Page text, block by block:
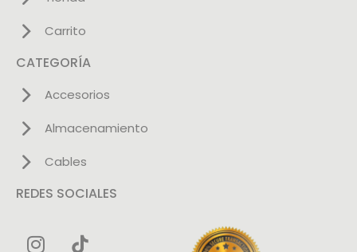
Carrito
CATEGORÍA
Accesorios
Almacenamiento
Cables
REDES SOCIALES